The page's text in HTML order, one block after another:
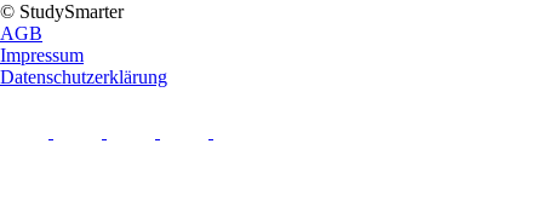
© StudySmarter
AGB
Impressum
Datenschutzerklärung